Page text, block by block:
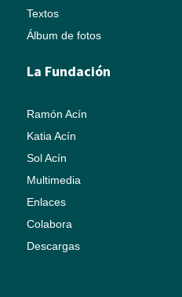
Textos
Álbum de fotos
La Fundación
Ramón Acín
Katia Acín
Sol Acín
Multimedia
Enlaces
Colabora
Descargas